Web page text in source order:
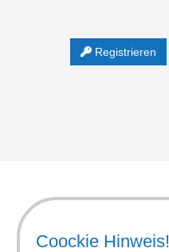
Registrieren
Coockie Hinweis!